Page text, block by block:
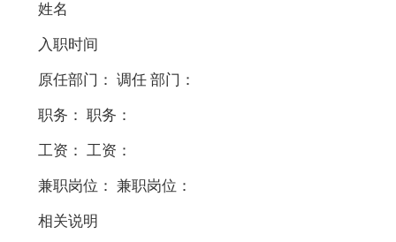
姓名
入职时间
原任部门： 调任 部门：
职务： 职务：
工资： 工资：
兼职岗位： 兼职岗位：
相关说明